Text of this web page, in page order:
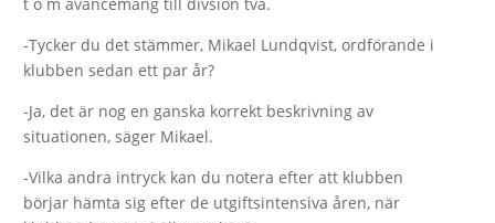
-Tycker du det stämmer, Mikael Lundqvist, ordförande i
klubben sedan ett par år?
-Ja, det är nog en ganska korrekt beskrivning av
situationen, säger Mikael.
-Vilka andra intryck kan du notera efter att klubben
börjar hämta sig efter de utgiftsintensiva åren, när